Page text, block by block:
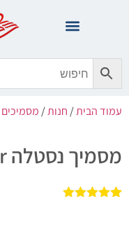
עמוד הבית/חנות/מסמיכים
מסמיך נסטלה ThickenUp Clear